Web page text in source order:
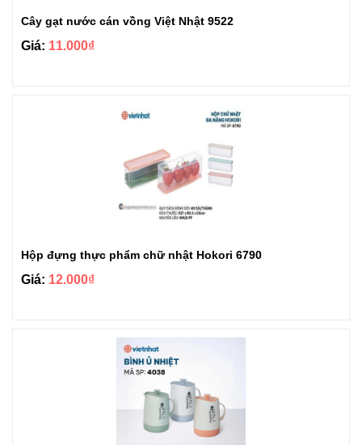
Cây gạt nước cán vồng Việt Nhật 9522
Giá: 11.000₫
Hộp đựng thực phẩm chữ nhật Hokori 6790
Giá: 12.000₫